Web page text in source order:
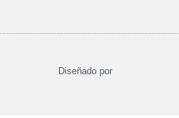
Diseñado por